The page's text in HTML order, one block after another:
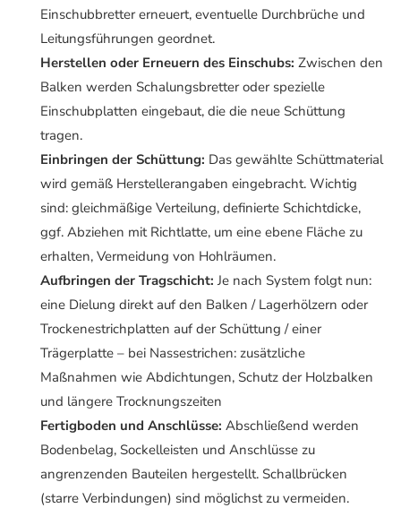
Einschubbretter erneuert, eventuelle Durchbrüche und
Leitungsführungen geordnet.
Herstellen oder Erneuern des Einschubs: Zwischen den
Balken werden Schalungsbretter oder spezielle
Einschubplatten eingebaut, die die neue Schüttung
tragen.
Einbringen der Schüttung: Das gewählte Schüttmaterial
wird gemäß Herstellerangaben eingebracht. Wichtig
sind: gleichmäßige Verteilung, definierte Schichtdicke,
ggf. Abziehen mit Richtlatte, um eine ebene Fläche zu
erhalten, Vermeidung von Hohlräumen.
Aufbringen der Tragschicht: Je nach System folgt nun:
eine Dielung direkt auf den Balken / Lagerhölzern oder
Trockenestrichplatten auf der Schüttung / einer
Trägerplatte – bei Nassestrichen: zusätzliche
Maßnahmen wie Abdichtungen, Schutz der Holzbalken
und längere Trocknungszeiten
Fertigboden und Anschlüsse: Abschließend werden
Bodenbelag, Sockelleisten und Anschlüsse zu
angrenzenden Bauteilen hergestellt. Schallbrücken
(starre Verbindungen) sind möglichst zu vermeiden.